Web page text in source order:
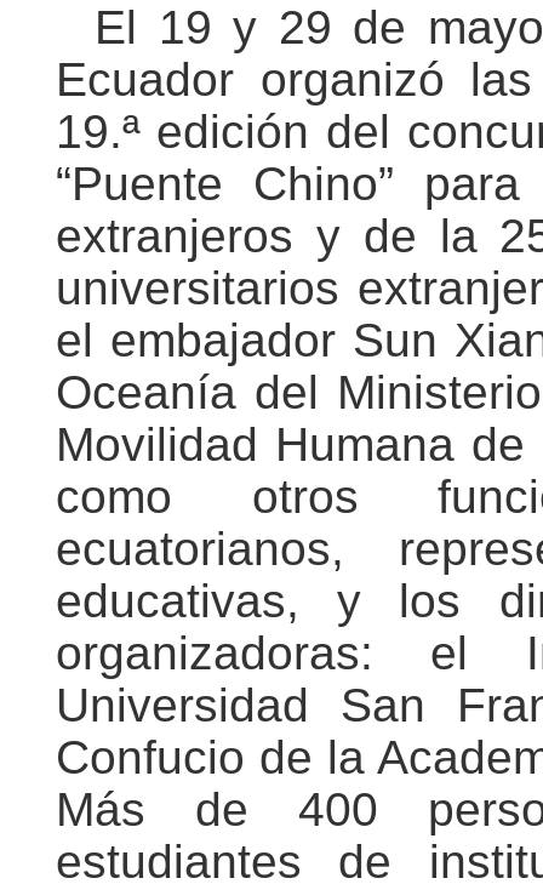
El 19 y 29 de
Ecuador organizó
19.ª edición del
“Puente Chino”
extranjeros y de la
universitarios
el embajador Sun
Oceanía del
Movilidad Humana
como otros
ecuatorianos,
educativas, y los
organizadoras: el
Universidad San
Confucio de la
Más de 400
estudiantes de